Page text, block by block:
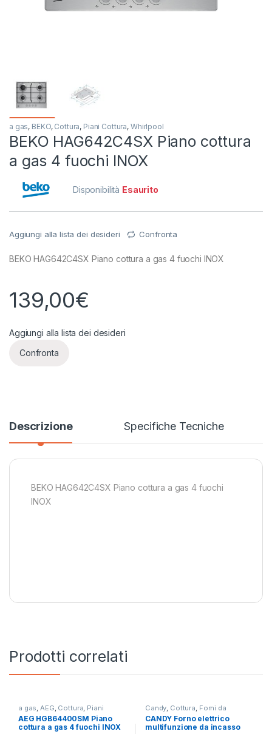
a gas, BEKO, Cottura, Piani Cottura, Whirlpool
BEKO HAG642C4SX Piano cottura
a gas 4 fuochi INOX
Disponibilità Esaurito
Aggiungi alla lista dei desideri Confronta
BEKO HAG642C4SX Piano cottura a gas 4 fuochi INOX
139,00€
Aggiungi alla lista dei desideri
Confronta
Descrizione Specifiche Tecniche
BEKO HAG642C4SX Piano cottura a gas 4 fuochi
INOX
Prodotti correlati
a gas AEG Cottura Piani
Cottura
AEG HGB64400SM Piano
cottura a gas 4 fuochi INOX
Candy Cottura Forni da
Incasso
CANDY Forno elettrico
multifunzione da incasso